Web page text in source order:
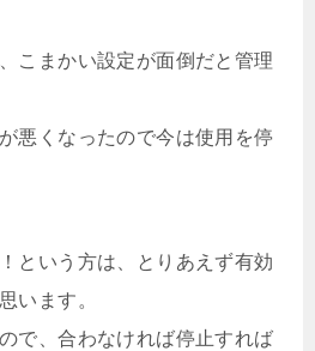
こまかい設定が面倒だと管理
悪くなったので今は使用を停
という方は、とりあえず有効
います。
で、合わなければ停止すれば